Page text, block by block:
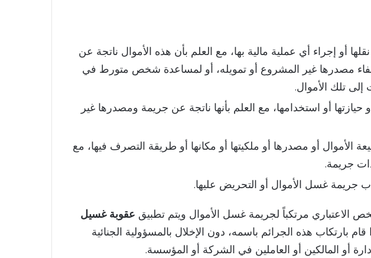
أو إجراء أي عملية مالية بها، مع العلم بأن هذه الأموال ناتجة عن
مصدرها غير المشروع أو تمويله، أو لمساعدة شخص متورط في
إلى تلك الأموال.
أو استخدامها، مع العلم بأنها ناتجة عن جريمة ومصدرها غير
الأموال أو مصدرها أو ملكيتها أو مكانها أو طريقة التصرف فيها، مع
جريمة.
جريمة غسل الأموال أو التحريض عليها.
الاعتباري مرتكباً لجريمة غسل الأموال ويتم تطبيق عقوبة غسيل
قام بارتكاب هذه الجرائم باسمه، دون الإخلال بالمسؤولية الجنائية
أو المالكين أو العاملين في الشركة أو المؤسسة.